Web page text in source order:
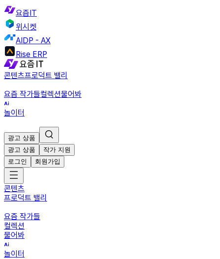
요즘IT
위시켓
AIDP - AX
Rise ERP
콘텐츠프로덕트 밸리
요즘 작가들컬렉션물어봐
놀이터
광고 상품
광고 상품
작가 지원
로그인
회원가입
콘텐츠
프로덕트 밸리
요즘 작가들
컬렉션
물어봐
놀이터